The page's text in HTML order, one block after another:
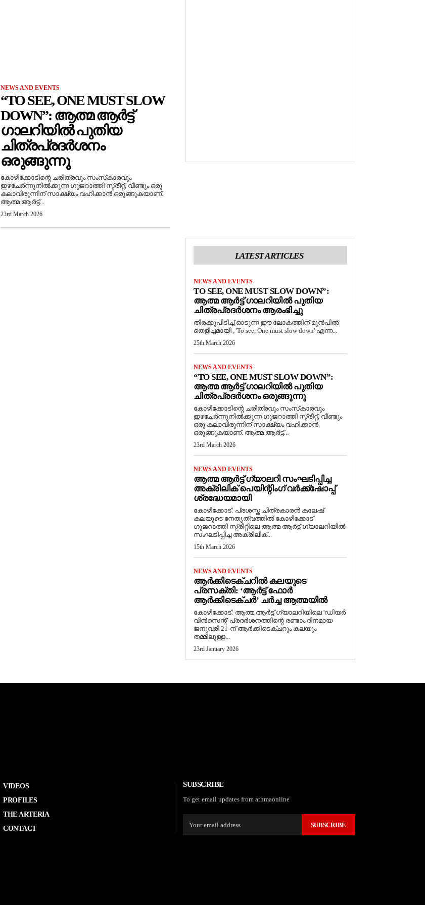
NEWS AND EVENTS
“TO SEE, ONE MUST SLOW
DOWN”: ആത്മ ആർട്ട്
ഗാലറിയിൽ പുതിയ
ചിത്രപ്രദർശനം
ഒരുങ്ങുന്നു
കോഴിക്കോടിന്റെ ചരിത്രവും സംസ്‌കാരവും
ഇഴചേർന്നുനിൽക്കുന്ന ഗുജറാത്തി സ്ട്രീറ്റ്, വീണ്ടും ഒരു
കലാവിരുന്നിന് സാക്ഷ്യം വഹിക്കാൻ ഒരുങ്ങുകയാണ്.
ആത്മ ആർട്ട്...
23rd March 2026
LATEST ARTICLES
NEWS AND EVENTS
TO SEE, ONE MUST SLOW DOWN”:
ആത്മ ആർട്ട് ഗാലറിയിൽ പുതിയ
ചിത്രപ്രദർശനം ആരംഭിച്ചു
തിരക്കുപിടിച്ച് ഓടുന്ന ഈ ലോകത്തിന് മുൻപിൽ
തെളിച്ചമായി , 'To see, One must slow down' എന്ന...
25th March 2026
NEWS AND EVENTS
“TO SEE, ONE MUST SLOW DOWN”:
ആത്മ ആർട്ട് ഗാലറിയിൽ പുതിയ
ചിത്രപ്രദർശനം ഒരുങ്ങുന്നു
കോഴിക്കോടിന്റെ ചരിത്രവും സംസ്‌കാരവും
ഇഴചേർന്നുനിൽക്കുന്ന ഗുജറാത്തി സ്ട്രീറ്റ്, വീണ്ടും
ഒരു കലാവിരുന്നിന് സാക്ഷ്യം വഹിക്കാൻ
ഒരുങ്ങുകയാണ്. ആത്മ ആർട്ട്...
23rd March 2026
NEWS AND EVENTS
ആത്മ ആർട്ട് ഗ്യാലറി സംഘടിപ്പിച്ച
അക്രിലിക് പെയിന്റിംഗ് വർക്ക്‌ഷോപ്പ്
ശ്രദ്ധേയമായി
കോഴിക്കോട്: പ്രശസ്ത ചിത്രകാരൻ കലേഷ്
കലയുടെ നേതൃത്വത്തിൽ കോഴിക്കോട്
ഗുജറാത്തി സ്ട്രീറ്റിലെ ആത്മ ആർട്ട് ഗ്യാലറിയിൽ
സംഘടിപ്പിച്ച അക്രിലിക്...
15th March 2026
NEWS AND EVENTS
ആർക്കിടെക്ചറിൽ കലയുടെ
പ്രസക്തി: ‘ആർട്ട് ഫോർ
ആർക്കിടെക്ചർ’ ചർച്ച ആത്മയിൽ
​കോഴിക്കോട്: ആത്മ ആർട്ട് ഗ്യാലറിയിലെ 'ഡിയർ
വിൻസെന്റ്' പ്രദർശനത്തിന്റെ രണ്ടാം ദിനമായ
ജനുവരി 21-ന് ആർക്കിടെക്ചറും കലയും
തമ്മിലുള്ള...
23rd January 2026
VIDEOS
PROFILES
THE ARTERIA
CONTACT
SUBSCRIBE
To get email updates from athmaonline
SUBSCRIBE